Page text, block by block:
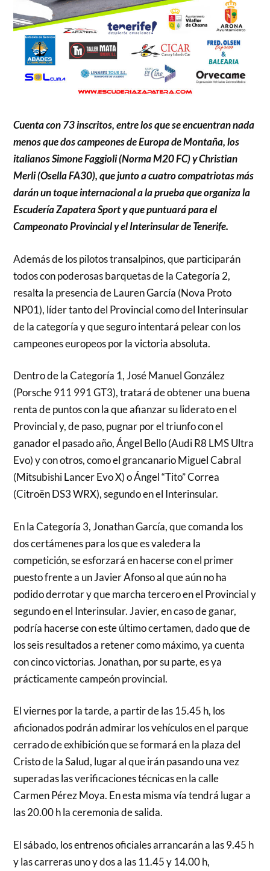
Cuenta con 73 inscritos, entre los que se encuentran nada
menos que dos campeones de Europa de Montaña, los
italianos Simone Faggioli (Norma M20 FC) y Christian
Merli (Osella FA30), que junto a cuatro compatriotas más
darán un toque internacional a la prueba que organiza la
Escudería Zapatera Sport y que puntuará para el
Campeonato Provincial y el Interinsular de Tenerife.
Además de los pilotos transalpinos, que participarán
todos con poderosas barquetas de la Categoría 2,
resalta la presencia de Lauren García (Nova Proto
NP01), líder tanto del Provincial como del Interinsular
de la categoría y que seguro intentará pelear con los
campeones europeos por la victoria absoluta.
Dentro de la Categoría 1, José Manuel González
(Porsche 911 991 GT3), tratará de obtener una buena
renta de puntos con la que afianzar su liderato en el
Provincial y, de paso, pugnar por el triunfo con el
ganador el pasado año, Ángel Bello (Audi R8 LMS Ultra
Evo) y con otros, como el grancanario Miguel Cabral
(Mitsubishi Lancer Evo X) o Ángel “Tito” Correa
(Citroën DS3 WRX), segundo en el Interinsular.
En la Categoría 3, Jonathan García, que comanda los
dos certámenes para los que es valedera la
competición, se esforzará en hacerse con el primer
puesto frente a un Javier Afonso al que aún no ha
podido derrotar y que marcha tercero en el Provincial y
segundo en el Interinsular. Javier, en caso de ganar,
podría hacerse con este último certamen, dado que de
los seis resultados a retener como máximo, ya cuenta
con cinco victorias. Jonathan, por su parte, es ya
prácticamente campeón provincial.
El viernes por la tarde, a partir de las 15.45 h, los
aficionados podrán admirar los vehículos en el parque
cerrado de exhibición que se formará en la plaza del
Cristo de la Salud, lugar al que irán pasando una vez
superadas las verificaciones técnicas en la calle
Carmen Pérez Moya. En esta misma vía tendrá lugar a
las 20.00 h la ceremonia de salida.
El sábado, los entrenos oficiales arrancarán a las 9.45 h
y las carreras uno y dos a las 11.45 y 14.00 h,